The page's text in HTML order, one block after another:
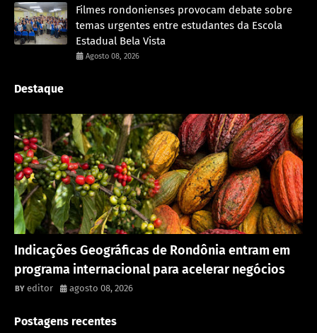
Filmes rondonienses provocam debate sobre
temas urgentes entre estudantes da Escola
Estadual Bela Vista
Agosto 08, 2026
Destaque
Indicações Geográficas de Rondônia entram em
programa internacional para acelerar negócios
editor agosto 08, 2026
Postagens recentes